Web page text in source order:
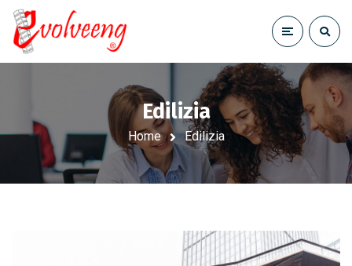
Edilizia
Home Edilizia